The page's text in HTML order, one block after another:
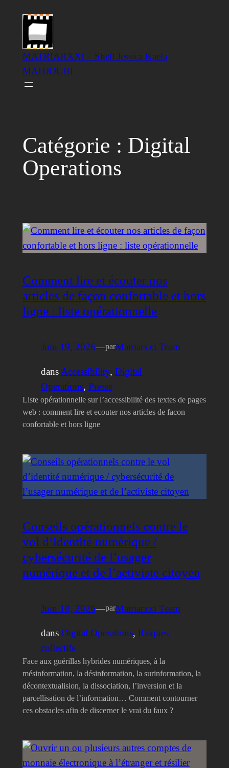
contenu
MATRIARXXI – Shell Jessica Kaela
MAHJOUBI
Catégorie : Digital
Operations
Comment lire et écouter nos
articles de façon confortable et hors
ligne : liste opérationnelle
Juin 19, 2026—parMatriarxxi Team
dans Accessibility, Digital
Operations, Presse
Liste opérationnelle sur l’accessibilité des textes de pages
web : comment lire et ecouter nos articles de facon
confortable et hors ligne
Conseils opérationnels contre le
vol d’identité numérique /
cybersécurité de l’usager
numérique et de l’activiste citoyen
Juin 18, 2026—parMatriarxxi Team
dans Digital Operations, Risques
collectifs
Face aux guérillas hybrides numériques, à la
mésinformation, la désinformation, la surinformation, la
décontextualision, la dissociation, l’inversion et la
parcellisation de l’information… Comment contourner
ces obstacles afin de discerner le vrai du faux ?